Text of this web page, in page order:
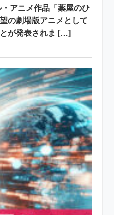
・アニメ作品「薬屋のひ
の劇場版アニメとして
が発表されま […]